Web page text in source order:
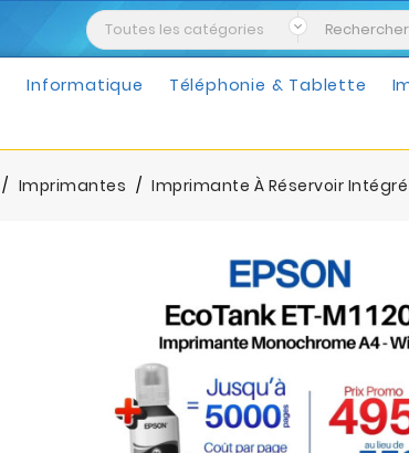
Informatique Téléphonie & Tablette
Imprimantes Imprimante À Réservoir Intégré